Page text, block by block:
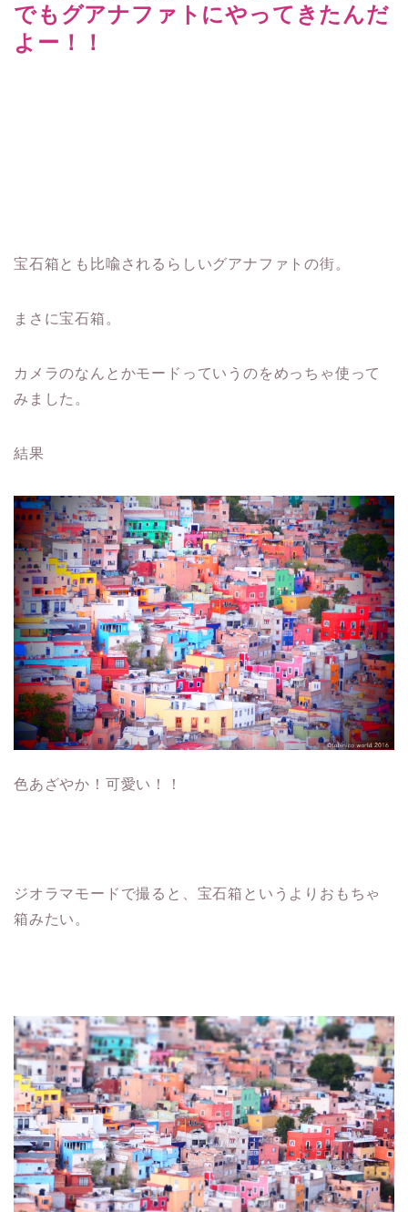
でもグアナファトにやってきたんだ
よー！！
宝石箱とも比喩されるらしいグアナファトの街。
まさに宝石箱。
カメラのなんとかモードっていうのをめっちゃ使って
みました。
結果
色あざやか！可愛い！！
ジオラマモードで撮ると、宝石箱というよりおもちゃ
箱みたい。